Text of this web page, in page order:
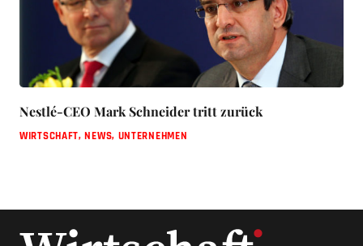
Nestlé-CEO Mark Schneider tritt zurück
WIRTSCHAFT,NEWS, UNTERNEHMEN